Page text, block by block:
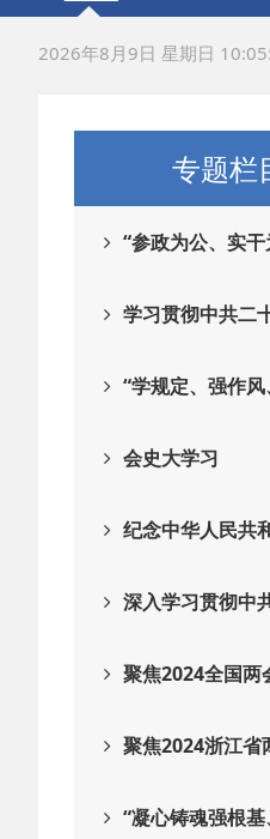
2026年8月9日 星期日
专题栏
“参政为公、实
学习贯彻中共二
“学规定、强作
会史大学习
纪念中华人民共
深入学习贯彻中
聚焦2024全国两
聚焦2024浙江省
“凝心铸魂强根